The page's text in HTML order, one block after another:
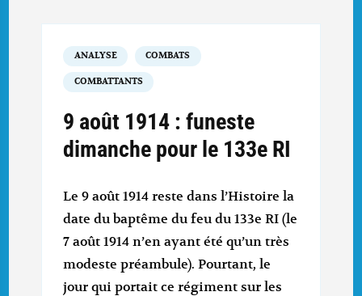
ANALYSE COMBATS
COMBATTANTS
9 août 1914 : funeste
dimanche pour le 133e RI
Le 9 août 1914 reste dans l’Histoire la
date du baptême du feu du 133e RI (le
7 août 1914 n’en ayant été qu’un très
modeste préambule). Pourtant, le
jour qui portait ce régiment sur les